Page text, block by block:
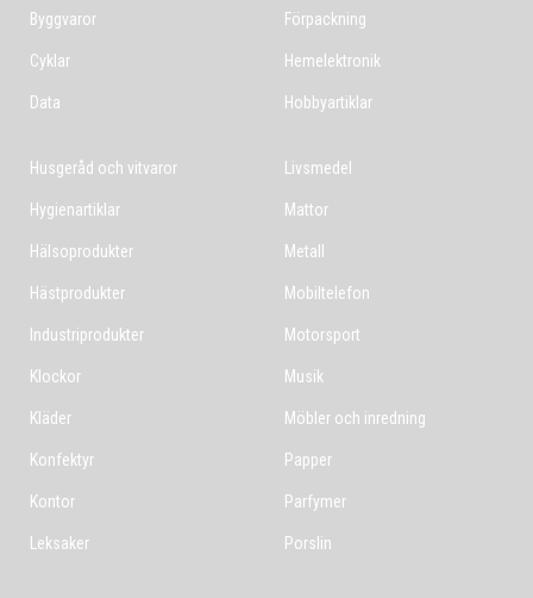
Byggvaror
Cyklar
Data
Förpackning
Hemelektronik
Hobbyartiklar
Husgeråd och vitvaror
Hygienartiklar
Hälsoprodukter
Hästprodukter
Industriprodukter
Klockor
Kläder
Konfektyr
Kontor
Leksaker
Livsmedel
Mattor
Metall
Mobiltelefon
Motorsport
Musik
Möbler och inredning
Papper
Parfymer
Porslin